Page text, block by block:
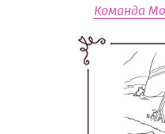
Команда